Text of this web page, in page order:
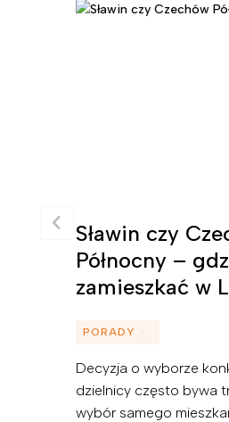
Sławin czy
Północny –
zamieszkać w
PORADY
Decyzja o wyborze
dzielnicy często bywa
wybór samego